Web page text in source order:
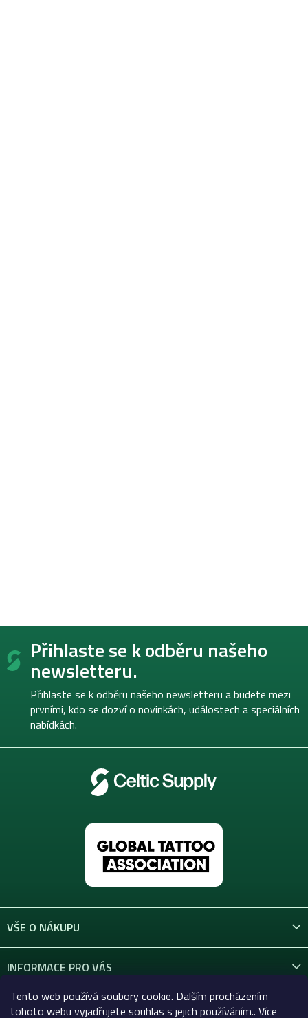
Tento web používá soubory cookie. Dalším procházením
tohoto webu vyjadřujete souhlas s jejich používáním.. Více
Z
Přihlaste se k odběru našeho
newsletteru.
Přihlaste se k odběru našeho newsletteru a budete mezi
prvními, kdo se dozví o novinkách, událostech a speciálních
nabídkách.
VŠE O NÁKUPU
INFORMACE PRO VÁS
KONTAKT